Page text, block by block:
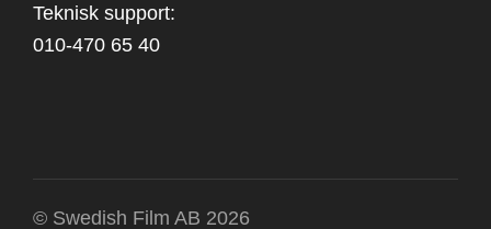
Teknisk support:
010-470 65 40
© Swedish Film AB 2026